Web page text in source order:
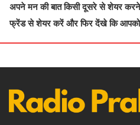
अपने मन की बात किसी दूसरे से शेयर करने
फ्रेंड से शेयर करें और फिर देंखे कि आपको